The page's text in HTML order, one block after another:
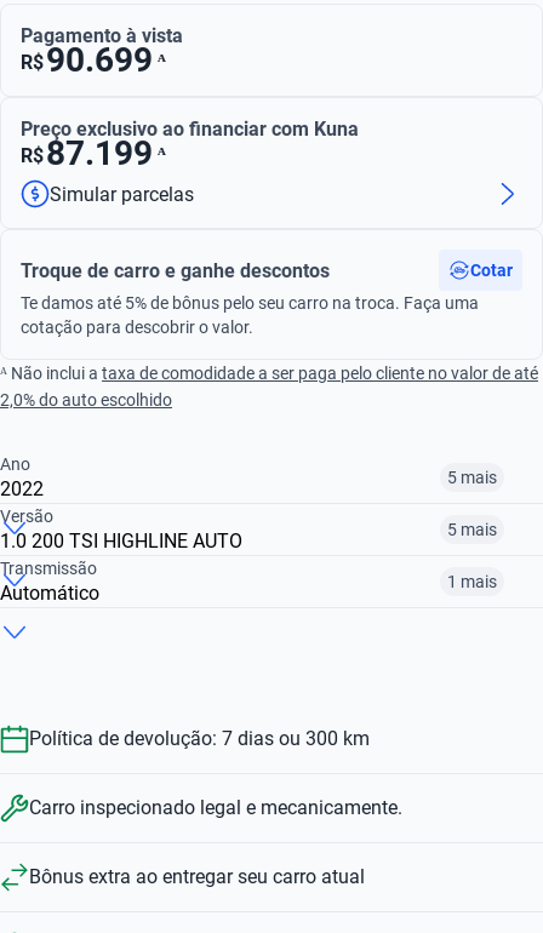
Pagamento à vista
R$90.699 ᴬ
Preço exclusivo ao financiar com Kuna
R$87.199 ᴬ
Simular parcelas
Troque de carro e ganhe descontos
Cotar
Te damos até 5% de bônus pelo seu carro na troca. Faça uma
cotação para descobrir o valor.
ᴬ Não inclui a taxa de comodidade a ser paga pelo cliente no valor de até
2,0% do auto escolhido
Ano
2022 5 mais
2018
R$ 68.399
2019
Versão
1.0 200 TSI HIGHLINE AUTO 5 mais
1.0 170 TSI
Transmissão
Automático 1 mais
Política de devolução: 7 dias ou 300 km
Carro inspecionado legal e mecanicamente.
Bônus extra ao entregar seu carro atual